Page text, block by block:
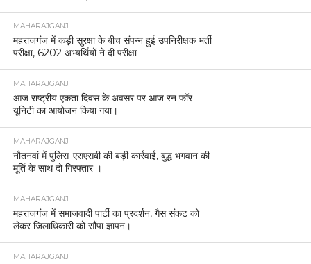
MAHARAJGANJ
महराजगंज में कड़ी सुरक्षा के बीच संपन्न हुई उपनिरीक्षक भर्ती
परीक्षा, 6202 अभ्यर्थियों ने दी परीक्षा
MAHARAJGANJ
आज राष्ट्रीय एकता दिवस के अवसर पर आज रन फॉर
यूनिटी का आयोजन किया गया।
MAHARAJGANJ
नौतनवां में पुलिस-एसएसबी की बड़ी कार्रवाई, बुद्ध भगवान की
मूर्ति के साथ दो गिरफ्तार ।
MAHARAJGANJ
महराजगंज में समाजवादी पार्टी का प्रदर्शन, गैस संकट को
लेकर जिलाधिकारी को सौंपा ज्ञापन।
MAHARAJGANJ